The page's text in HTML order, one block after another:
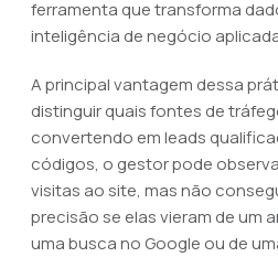
ferramenta que transforma
inteligência de negócio
A principal vantagem dessa
distinguir quais fontes de
convertendo em leads
códigos, o gestor pode
visitas ao site, mas não
precisão se elas vieram de um
uma busca no Google ou de